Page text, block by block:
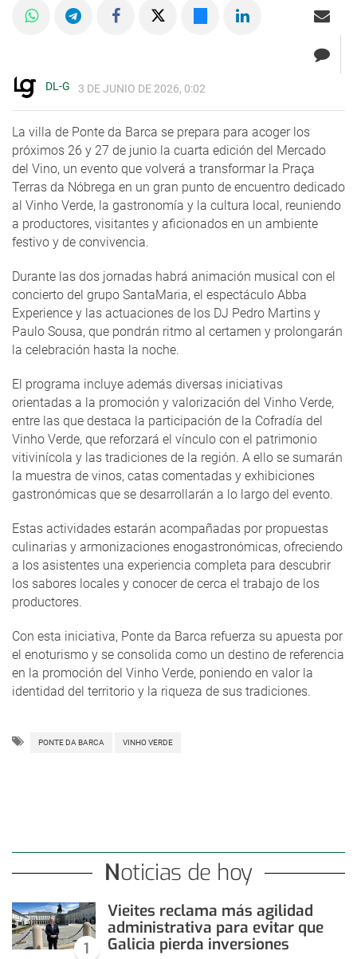
DL-G 3 DE JUNIO DE 2026, 0:02
La villa de Ponte da Barca se prepara para acoger los
próximos 26 y 27 de junio la cuarta edición del Mercado
del Vino, un evento que volverá a transformar la Praça
Terras da Nóbrega en un gran punto de encuentro dedicado
al Vinho Verde, la gastronomía y la cultura local, reuniendo
a productores, visitantes y aficionados en un ambiente
festivo y de convivencia.
Durante las dos jornadas habrá animación musical con el
concierto del grupo SantaMaria, el espectáculo Abba
Experience y las actuaciones de los DJ Pedro Martins y
Paulo Sousa, que pondrán ritmo al certamen y prolongarán
la celebración hasta la noche.
El programa incluye además diversas iniciativas
orientadas a la promoción y valorización del Vinho Verde,
entre las que destaca la participación de la Cofradía del
Vinho Verde, que reforzará el vínculo con el patrimonio
vitivinícola y las tradiciones de la región. A ello se sumarán
la muestra de vinos, catas comentadas y exhibiciones
gastronómicas que se desarrollarán a lo largo del evento.
Estas actividades estarán acompañadas por propuestas
culinarias y armonizaciones enogastronómicas, ofreciendo
a los asistentes una experiencia completa para descubrir
los sabores locales y conocer de cerca el trabajo de los
productores.
Con esta iniciativa, Ponte da Barca refuerza su apuesta por
el enoturismo y se consolida como un destino de referencia
en la promoción del Vinho Verde, poniendo en valor la
identidad del territorio y la riqueza de sus tradiciones.
PONTE DA BARCA VINHO VERDE
Noticias de hoy
1
Vieites reclama más agilidad
administrativa para evitar que
Galicia pierda inversiones